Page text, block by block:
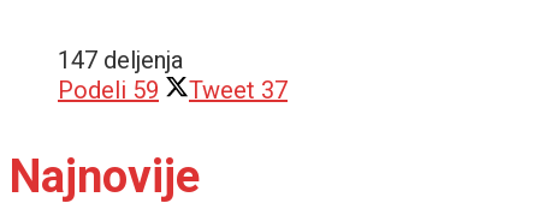
147 deljenja
Podeli 59 Tweet 37
Najnovije